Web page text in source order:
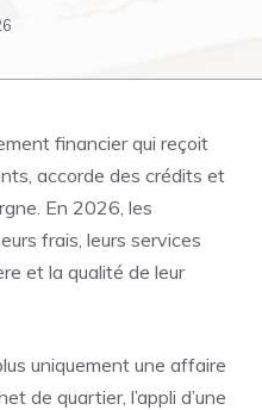
financier qui reçoit
accorde des crédits et
En 2026, les
frais, leurs services
et la qualité de leur
uniquement une affaire
de quartier, l’appli d’une